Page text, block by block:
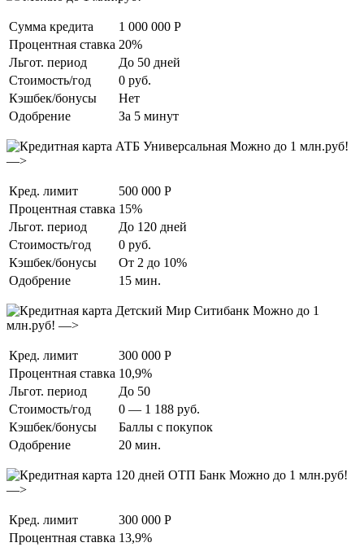
Сумма кредита
1 000 000 Р
Процентная ставка 20%
Льгот. период
До 50 дней
Стоимость/год
0 руб.
Кэшбек/бонусы
Нет
Одобрение
За 5 минут
Можно до 1 млн.руб!
—>
Кред. лимит
500 000 Р
Процентная ставка 15%
Льгот. период
До 120 дней
Стоимость/год
0 руб.
Кэшбек/бонусы
От 2 до 10%
Одобрение
15 мин.
Можно до 1
млн.руб! —>
Кред. лимит
300 000 Р
Процентная ставка 10,9%
Льгот. период
До 50
Стоимость/год
0 — 1 188 руб.
Кэшбек/бонусы
Баллы с покупок
Одобрение
20 мин.
Можно до 1 млн.руб!
—>
Кред. лимит
300 000 Р
Процентная ставка 13,9%